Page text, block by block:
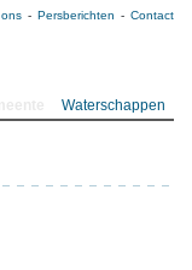
Persberichten Contact
Waterschappen